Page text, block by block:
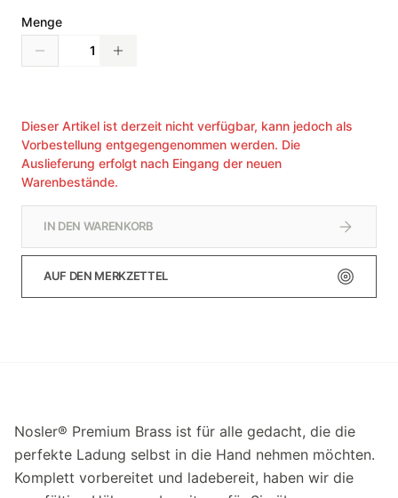
Menge
Dieser Artikel ist derzeit nicht verfügbar, kann jedoch als
Vorbestellung entgegengenommen werden. Die
Auslieferung erfolgt nach Eingang der neuen
Warenbestände.
IN DEN WARENKORB
AUF DEN MERKZETTEL
Nosler® Premium Brass ist für alle gedacht, die die
perfekte Ladung selbst in die Hand nehmen möchten.
Komplett vorbereitet und ladebereit, haben wir die